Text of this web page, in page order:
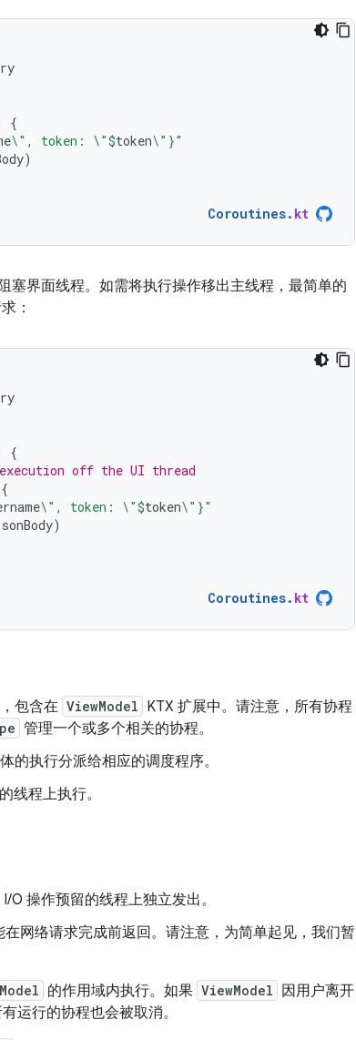
{
\", token: \"$token\"}"
)
Coroutines. kt
塞界面线程。如需将执行操作移出主线程，最简单的
：
{
off the UI thread
{
\", token: \"$token\"}"
)
Coroutines. kt
，包含在 ViewModel KTX 扩展中。请注意，所有协程
管理一个或多个相关的协程。
的执行分派给相应的调度程序。
线程上执行。
操作预留的线程上独立发出。
网络请求完成前返回。请注意，为简单起见，我们暂
的作用域内执行。如果 ViewModel
因用户离开
运行的协程也会被取消。